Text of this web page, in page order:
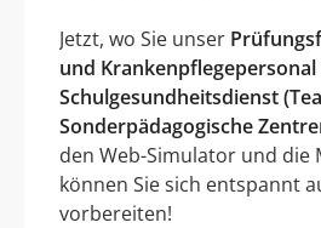
Jetzt, wo Sie unser
und Krankenpflegepersonal
Schulgesundheitsdienst
Sonderpädagogische
den Web-Simulator und die
können Sie sich entspannt
vorbereiten!